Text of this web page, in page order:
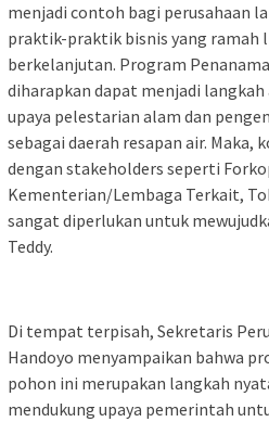
menjadi contoh bagi perusahaan
praktik-praktik bisnis yang ramah
berkelanjutan. Program
diharapkan dapat menjadi
upaya pelestarian alam dan
sebagai daerah resapan air. Maka,
dengan stakeholders seperti
Kementerian/Lembaga Terkait,
sangat diperlukan untuk
Teddy.
Di tempat terpisah, Sekretaris
Handoyo menyampaikan bahwa
pohon ini merupakan langkah
mendukung upaya pemerintah